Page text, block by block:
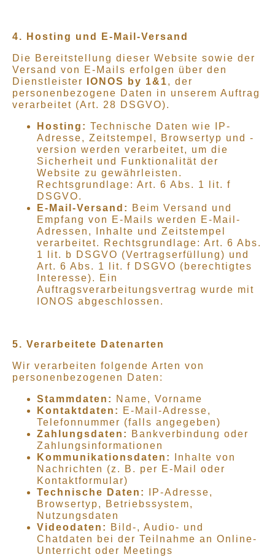
4. Hosting und E-Mail-Versand
Die Bereitstellung dieser Website sowie der
Versand von E-Mails erfolgen über den
Dienstleister
IONOS by 1&1, der
personenbezogene Daten in unserem Auftrag
verarbeitet (Art. 28 DSGVO).
Hosting: Technische Daten wie IP-
Adresse, Zeitstempel, Browsertyp und -
version werden verarbeitet, um die
Sicherheit und Funktionalität der
Website zu gewährleisten.
Rechtsgrundlage: Art. 6 Abs. 1 lit. f
DSGVO.
E-Mail-Versand:
Beim Versand und
Empfang von E-Mails werden E-Mail-
Adressen, Inhalte und Zeitstempel
verarbeitet. Rechtsgrundlage: Art. 6 Abs.
1 lit. b DSGVO (Vertragserfüllung) und
Art. 6 Abs. 1 lit. f DSGVO (berechtigtes
Interesse). Ein
Auftragsverarbeitungsvertrag wurde mit
IONOS abgeschlossen.
5. Verarbeitete Datenarten
Wir verarbeiten folgende Arten von
personenbezogenen Daten:
Stammdaten:
Name, Vorname
Kontaktdaten:
E-Mail-Adresse,
Telefonnummer (falls angegeben)
Zahlungsdaten:
Bankverbindung oder
Zahlungsinformationen
Kommunikationsdaten:
Inhalte von
Nachrichten (z. B. per E-Mail oder
Kontaktformular)
Technische Daten:
IP-Adresse,
Browsertyp, Betriebssystem,
Nutzungsdaten
Videodaten:
Bild-, Audio- und
Chatdaten bei der Teilnahme an Online-
Unterricht oder Meetings